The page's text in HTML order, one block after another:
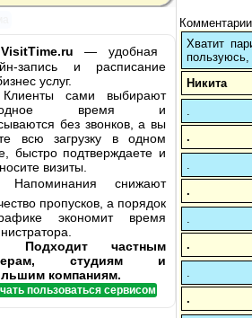
VisitTime.ru — удобная
запись и расписание
услуг.
сами выбирают
время и
без звонков, а вы
всю загрузку в одном
быстро подтверждаете и
визиты.
снижают
пропусков, а порядок
экономит время
Подходит частным
студиям и
компаниям.
пользоваться сервисом
Хватит
Никита
.
.
.
.
.
.
.
.